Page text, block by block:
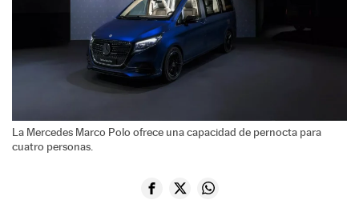
La Mercedes Marco Polo ofrece una capacidad de pernocta para
cuatro personas.